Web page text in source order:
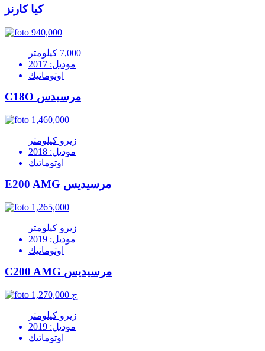
كيا كارنز
940,000
7,000 كيلومتر
موديل: 2017
اوتوماتيك
C18O مرسيدس
1,460,000
زيرو كيلومتر
موديل: 2018
اوتوماتيك
E200 AMG مرسيديس
1,265,000
زيرو كيلومتر
موديل: 2019
اوتوماتيك
C200 AMG مرسيديس
1,270,000 ج
زيرو كيلومتر
موديل: 2019
اوتوماتيك